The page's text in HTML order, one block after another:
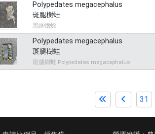
Polypedates megacephalus
斑腿樹蛙
黑眶蟾蜍
Polypedates megacephalus
斑腿樹蛙
斑腿樹蛙 Polypedates megacephalus
31